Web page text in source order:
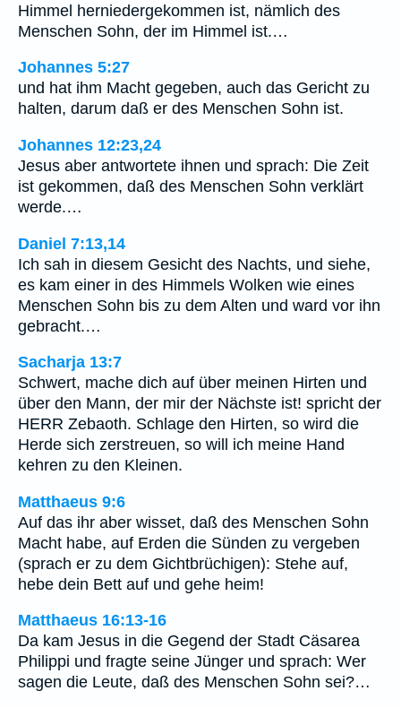
Himmel herniedergekommen ist, nämlich des
Menschen Sohn, der im Himmel ist.…
Johannes 5:27
und hat ihm Macht gegeben, auch das Gericht zu
halten, darum daß er des Menschen Sohn ist.
Johannes 12:23,24
Jesus aber antwortete ihnen und sprach: Die Zeit
ist gekommen, daß des Menschen Sohn verklärt
werde.…
Daniel 7:13,14
Ich sah in diesem Gesicht des Nachts, und siehe,
es kam einer in des Himmels Wolken wie eines
Menschen Sohn bis zu dem Alten und ward vor ihn
gebracht.…
Sacharja 13:7
Schwert, mache dich auf über meinen Hirten und
über den Mann, der mir der Nächste ist! spricht der
HERR Zebaoth. Schlage den Hirten, so wird die
Herde sich zerstreuen, so will ich meine Hand
kehren zu den Kleinen.
Matthaeus 9:6
Auf das ihr aber wisset, daß des Menschen Sohn
Macht habe, auf Erden die Sünden zu vergeben
(sprach er zu dem Gichtbrüchigen): Stehe auf,
hebe dein Bett auf und gehe heim!
Matthaeus 16:13-16
Da kam Jesus in die Gegend der Stadt Cäsarea
Philippi und fragte seine Jünger und sprach: Wer
sagen die Leute, daß des Menschen Sohn sei?…